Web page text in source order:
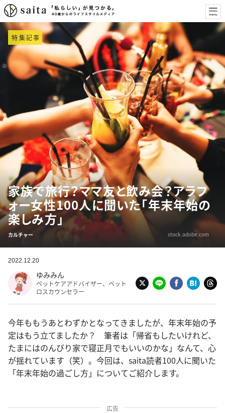
特集記事
家族で旅行？ママ友と飲み会？アラフ
ォー女性100人に聞いた「年末年始の
楽しみ方」
カルチャー stock.adobe.com
2022.12.20
ゆみみん
ペットケアアドバイザー、ペット
ロスカウンセラー
今年ももうあとわずかとなってきましたが、年末年始の予
定はもう立てましたか？ 筆者は「帰省もしたいけれど、
たまにはのんびり家で寝正月でもいいのかな」なんて、心
が揺れています（笑）。今回は、saita読者100人に聞いた
「年末年始の過ごし方」についてご紹介します。
広告